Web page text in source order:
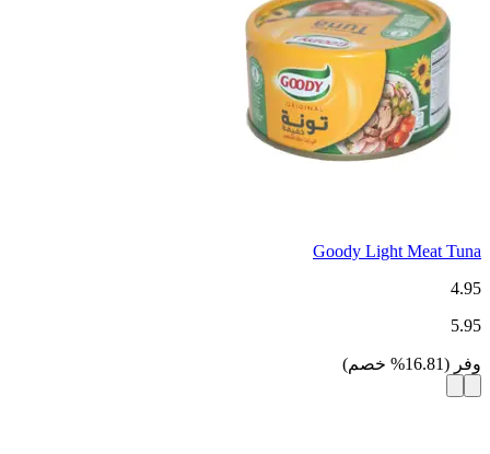
Goody Light Meat Tuna
4.95
5.95
وفر (
16.81
% خصم)